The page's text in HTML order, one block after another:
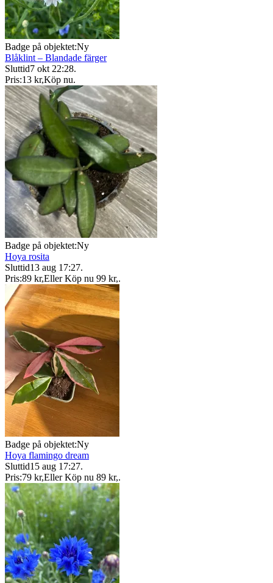
Badge på objektet:Ny
Blåklint – Blandade färger
Sluttid7 okt 22:28.
Pris:13 kr,Köp nu.
Badge på objektet:Ny
Hoya rosita
Sluttid13 aug 17:27.
Pris:89 kr,Eller Köp nu 99 kr,.
Badge på objektet:Ny
Hoya flamingo dream
Sluttid15 aug 17:27.
Pris:79 kr,Eller Köp nu 89 kr,.